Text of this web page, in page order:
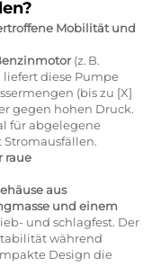
Mobilität und
(z. B.
liefert diese Pumpe
(bis zu [X]
gegen hohen Druck.
für abgelegene
raue
aus
und einem
und schlagfest. Der
während
Design die